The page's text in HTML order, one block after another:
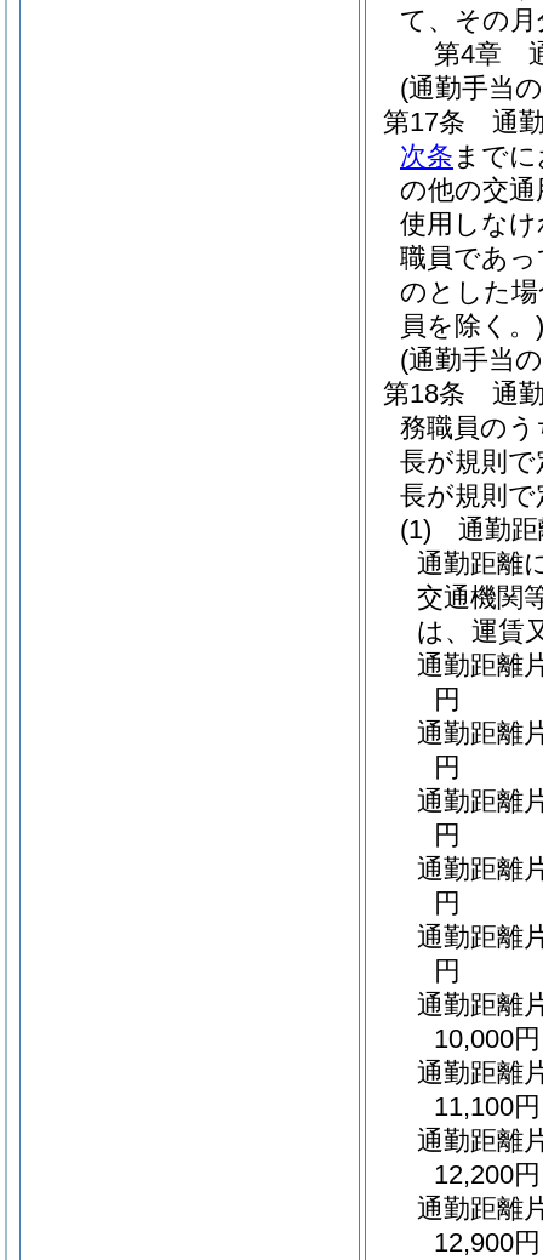
て、その
第4章
(通勤手当
第17条
通
次条 まで
の他の交
使用しな
職員であ
のとした
員を除く。)
(通勤手当
第18条
通
務職員の
長が規則
長が規則
(1)
通勤
通勤距離
交通機関
は、運賃
通勤距離
円
通勤距離
円
通勤距離
円
通勤距離
円
通勤距離
円
通勤距離
10,000円
通勤距離
11,100円
通勤距離
12,200円
通勤距離
12,900円